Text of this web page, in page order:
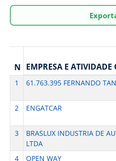
N EMPRESA E ATIVIDADE
1 61.763.395 FERNANDO
2
ENGATCAR
3
BRASLUX INDUSTRIA DE
LTDA
4
OPEN WAY